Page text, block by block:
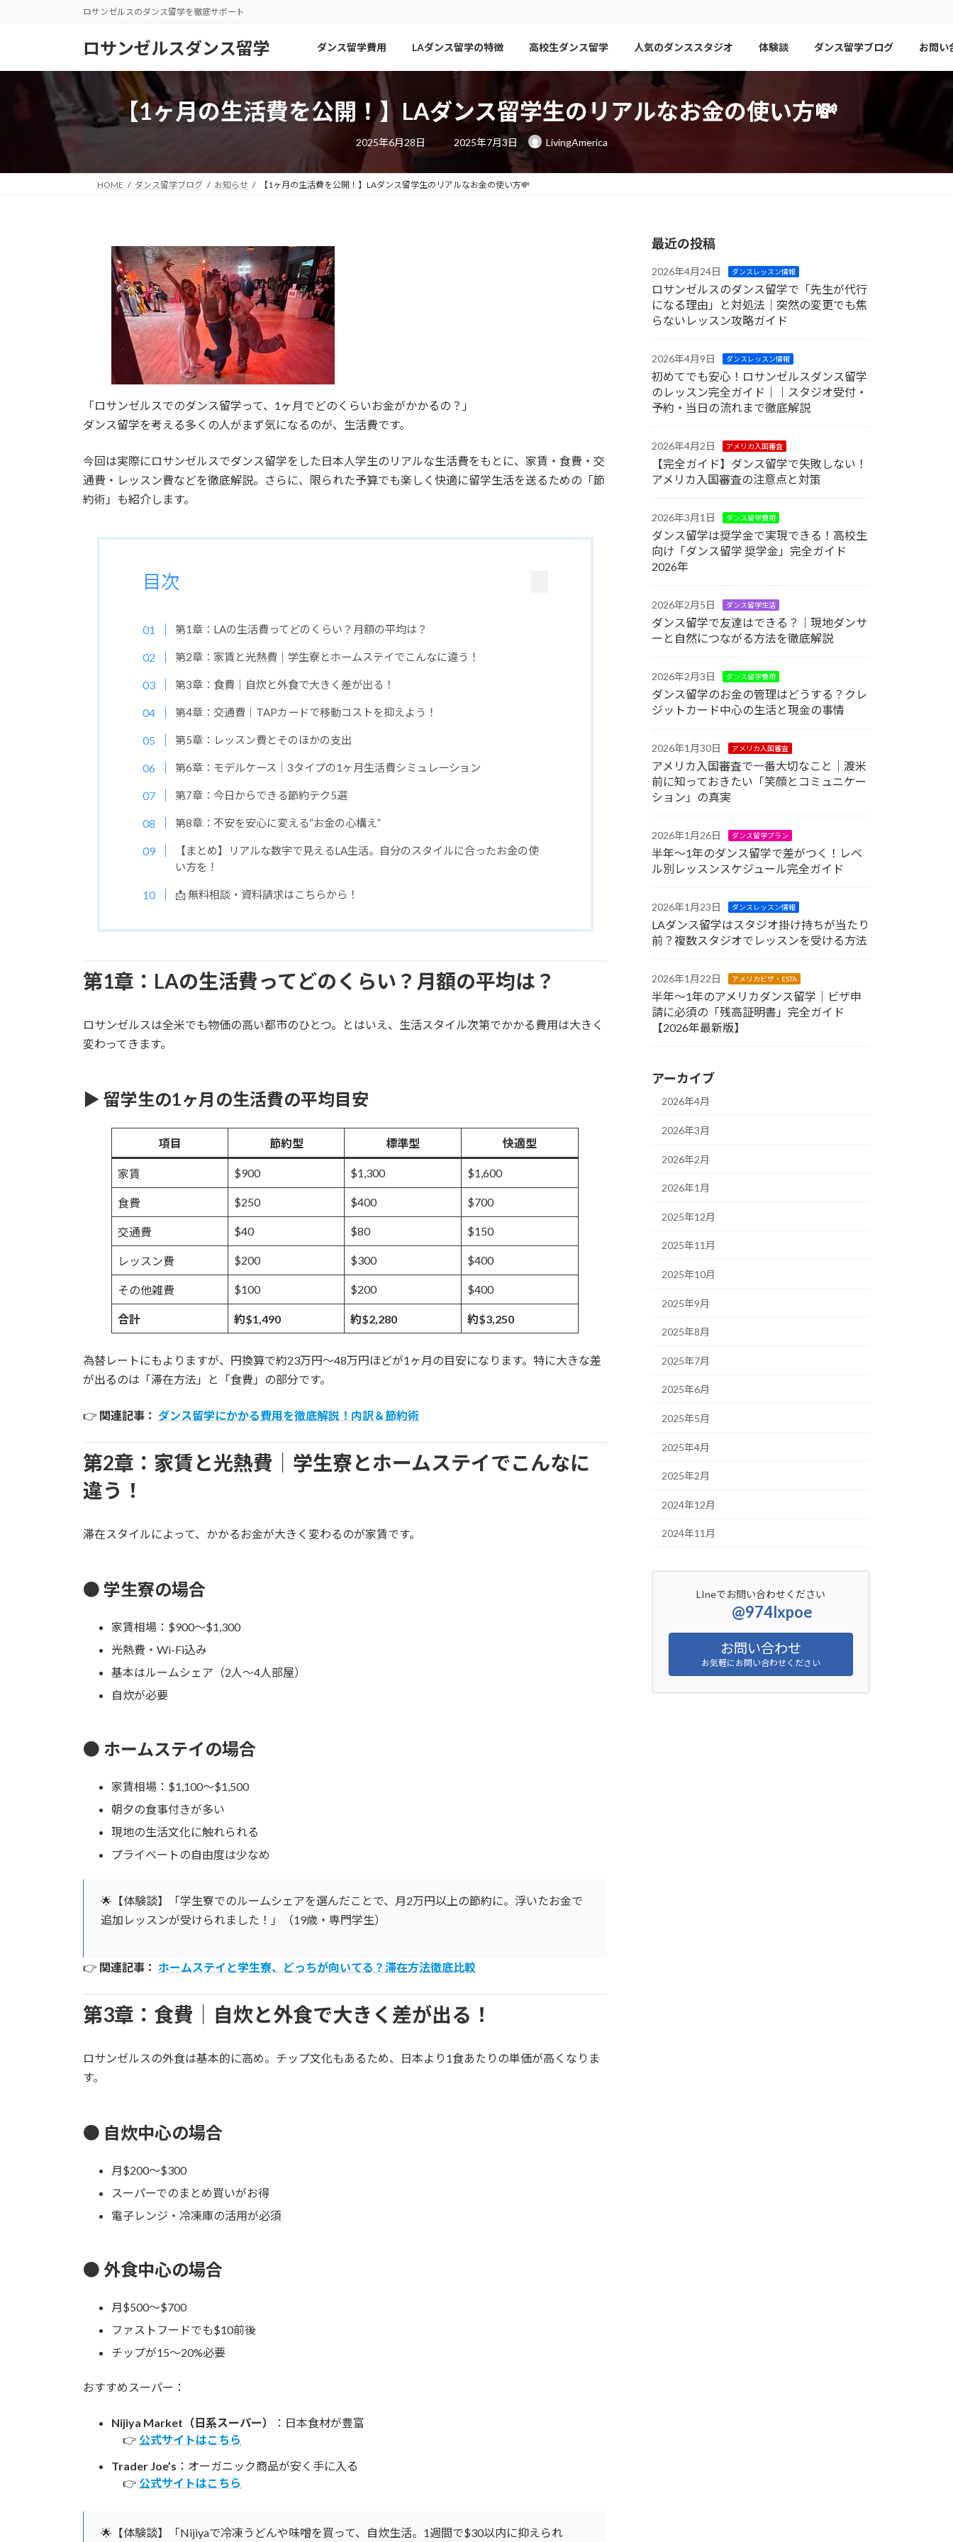
ロサンゼルスのダンス留学を徹底サポート
ロサンゼルスダンス留学 ダンス留学費用 LAダンス留学の特徴 高校生ダンス留学 人気のダンススタジオ 体験談 ダンス留学ブログ お問い
【1ヶ月の生活費を公開！】LAダンス留学生のリアルなお金の使い方💸
2025年6月28日
最
終
日
時
2025年7月3日 LivingAmerica
HOME ダンス留学ブログ お知らせ 【1ヶ月の生活費を公開！】LAダンス留学生のリアルなお金の使い方💸
「ロサンゼルスでのダンス留学って、1ヶ月でどのくらいお金がかかるの？」
ダンス留学を考える多くの人がまず気になるのが、生活費です。
今回は実際にロサンゼルスでダンス留学をした日本人学生のリアルな生活費をもとに、家賃・食費・交
通費・レッスン費などを徹底解説。さらに、限られた予算でも楽しく快適に留学生活を送るための「節
約術」も紹介します。
目次
第1章：LAの生活費ってどのくらい？月額の平均は？
第2章：家賃と光熱費｜学生寮とホームステイでこんなに違う！
第3章：食費｜自炊と外食で大きく差が出る！
第4章：交通費｜TAPカードで移動コストを抑えよう！
第5章：レッスン費とそのほかの支出
第6章：モデルケース｜3タイプの1ヶ月生活費シミュレーション
第7章：今日からできる節約テク5選
第8章：不安を安心に変える“お金の心構え”
【まとめ】リアルな数字で見えるLA生活。自分のスタイルに合ったお金の使
い方を！
📩 無料相談・資料請求はこちらから！
第1章：LAの生活費ってどのくらい？月額の平均は？
ロサンゼルスは全米でも物価の高い都市のひとつ。とはいえ、生活スタイル次第でかかる費用は大きく
変わってきます。
▶︎ 留学生の1ヶ月の生活費の平均目安
項目 節約型 標準型 快適型
家賃 $900 $1,300 $1,600
食費 $250 $400 $700
交通費 $40 $80 $150
レッスン費 $200 $300 $400
その他雑費 $100 $200 $400
合計 約$1,490 約$2,280 約$3,250
為替レートにもよりますが、円換算で約23万円〜48万円ほどが1ヶ月の目安になります。特に大きな差
が出るのは「滞在方法」と「食費」の部分です。
👉 関連記事： ダンス留学にかかる費用を徹底解説！内訳＆節約術
第2章：家賃と光熱費｜学生寮とホームステイでこんなに
違う！
滞在スタイルによって、かかるお金が大きく変わるのが家賃です。
● 学生寮の場合
家賃相場：$900〜$1,300
光熱費・Wi-Fi込み
基本はルームシェア（2人〜4人部屋）
自炊が必要
● ホームステイの場合
家賃相場：$1,100〜$1,500
朝夕の食事付きが多い
現地の生活文化に触れられる
プライベートの自由度は少なめ
🌟【体験談】「学生寮でのルームシェアを選んだことで、月2万円以上の節約に。浮いたお金で
追加レッスンが受けられました！」（19歳・専門学生）
👉 関連記事： ホームステイと学生寮、どっちが向いてる？滞在方法徹底比較
第3章：食費｜自炊と外食で大きく差が出る！
ロサンゼルスの外食は基本的に高め。チップ文化もあるため、日本より1食あたりの単価が高くなりま
す。
● 自炊中心の場合
月$200〜$300
スーパーでのまとめ買いがお得
電子レンジ・冷凍庫の活用が必須
● 外食中心の場合
月$500〜$700
ファストフードでも$10前後
チップが15〜20%必要
おすすめスーパー：
Nijiya Market（日系スーパー）
：日本食材が豊富
👉 公式サイトはこちら
Trader Joe’s ：オーガニック商品が安く手に入る
👉 公式サイトはこちら
🌟【体験談】「Nijiyaで冷凍うどんや味噌を買って、自炊生活。1週間で$30以内に抑えられ
最近の投稿
2026年4月24日 ダンスレッスン情報
ロサンゼルスのダンス留学で「先生が代行
になる理由」と対処法｜突然の変更でも焦
らないレッスン攻略ガイド
2026年4月9日 ダンスレッスン情報
初めてでも安心！ロサンゼルスダンス留学
のレッスン完全ガイド｜｜スタジオ受付・
予約・当日の流れまで徹底解説
2026年4月2日 アメリカ入国審査
【完全ガイド】ダンス留学で失敗しない！
アメリカ入国審査の注意点と対策
2026年3月1日 ダンス留学費用
ダンス留学は奨学金で実現できる！高校生
向け「ダンス留学 奨学金」完全ガイド
2026年
2026年2月5日 ダンス留学生活
ダンス留学で友達はできる？｜現地ダンサ
ーと自然につながる方法を徹底解説
2026年2月3日 ダンス留学費用
ダンス留学のお金の管理はどうする？クレ
ジットカード中心の生活と現金の事情
2026年1月30日 アメリカ入国審査
アメリカ入国審査で一番大切なこと｜渡米
前に知っておきたい「笑顔とコミュニケー
ション」の真実
2026年1月26日 ダンス留学プラン
半年〜1年のダンス留学で差がつく！レベ
ル別レッスンスケジュール完全ガイド
2026年1月23日 ダンスレッスン情報
LAダンス留学はスタジオ掛け持ちが当たり
前？複数スタジオでレッスンを受ける方法
2026年1月22日 アメリカビザ・ESTA
半年〜1年のアメリカダンス留学｜ビザ申
請に必須の「残高証明書」完全ガイド
【2026年最新版】
アーカイブ
2026年4月
2026年3月
2026年2月
2026年1月
2025年12月
2025年11月
2025年10月
2025年9月
2025年8月
2025年7月
2025年6月
2025年5月
2025年4月
2025年2月
2024年12月
2024年11月
LIneでお問い合わせください
@974lxpoe
お問い合わせ
お気軽にお問い合わせください